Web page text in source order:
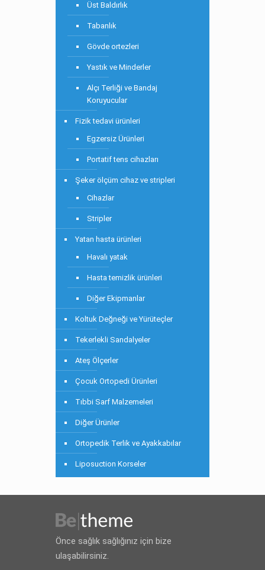
Üst Baldırlık
Tabanlık
Gövde ortezleri
Yastık ve Minderler
Alçı Terliği ve Bandaj
Koruyucular
Fizik tedavi ürünleri
Egzersiz Ürünleri
Portatif tens cihazları
Şeker ölçüm cihaz ve stripleri
Cihazlar
Stripler
Yatan hasta ürünleri
Havalı yatak
Hasta temizlik ürünleri
Diğer Ekipmanlar
Koltuk Değneği ve Yürüteçler
Tekerlekli Sandalyeler
Ateş Ölçerler
Çocuk Ortopedi Ürünleri
Tıbbi Sarf Malzemeleri
Diğer Ürünler
Ortopedik Terlik ve Ayakkabılar
Liposuction Korseler
Önce sağlık sağlığınız için bize
ulaşabilirsiniz.